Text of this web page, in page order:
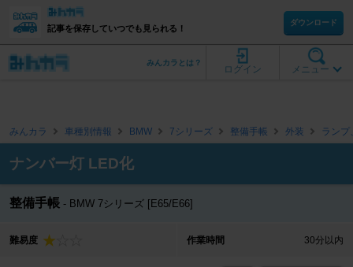
記事を保存していつでも見られる！
ダウンロード
メニュー
ログイン
みんカラとは？
みんカラ 車種別情報 BMW 7シリーズ 整備手帳 外装 ランプ
ナンバー灯 LED化
整備手帳 BMW 7シリーズ [E65/E66]
難易度 作業時間 30分以内